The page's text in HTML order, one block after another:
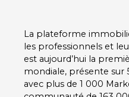
La plateforme
les professionnels et
est aujourd’hui la
mondiale, présente sur
avec plus de 1 000